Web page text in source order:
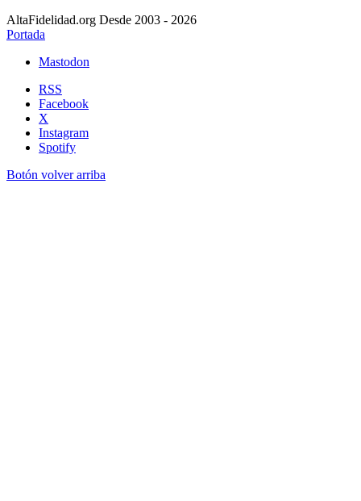
AltaFidelidad.org Desde 2003 - 2026
Portada
Mastodon
RSS
Facebook
X
Instagram
Spotify
Botón volver arriba